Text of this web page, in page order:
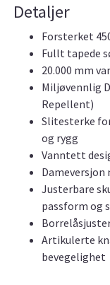
Detaljer
Forsterket
Fullt tapede
20.000 mm
Miljøvennlig
Repellent)
Slitesterke
og rygg
Vanntett
Justerbare
passform og
Artikulerte
bevegelighet